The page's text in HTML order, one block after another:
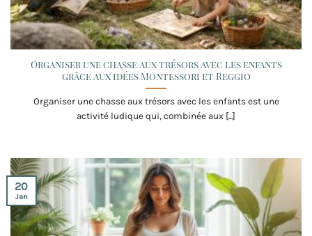
Organiser une chasse aux trésors avec les enfants
grâce aux idées Montessori et Reggio
Organiser une chasse aux trésors avec les enfants est une
activité ludique qui, combinée aux [...]
20
Jan